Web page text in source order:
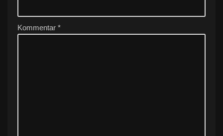
Kommentar *